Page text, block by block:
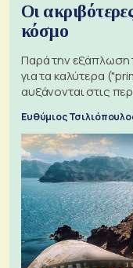
Οι
κόσμο
Παρά την εξάπλωση
για τα καλύτερα
αυξάνονται στις
Ευθύμιος